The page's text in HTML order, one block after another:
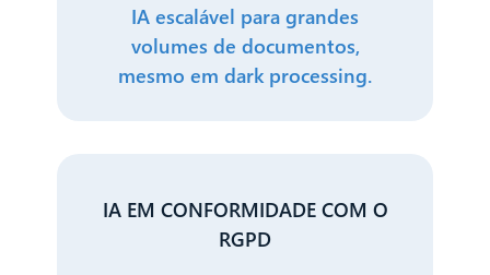
IA escalável para grandes
volumes de documentos,
mesmo em dark processing.
IA EM CONFORMIDADE COM O
RGPD